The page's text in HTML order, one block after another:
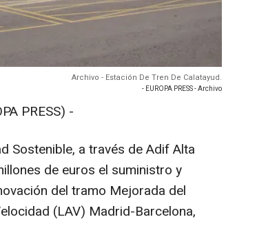
Archivo - Estación De Tren De Calatayud.
- EUROPA PRESS - Archivo
PRESS) -
Sostenible, a través de Adif Alta
de euros el suministro y
del tramo Mejorada del
(LAV) Madrid-Barcelona,